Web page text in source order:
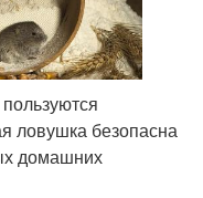
ловушка безопасна
домашних